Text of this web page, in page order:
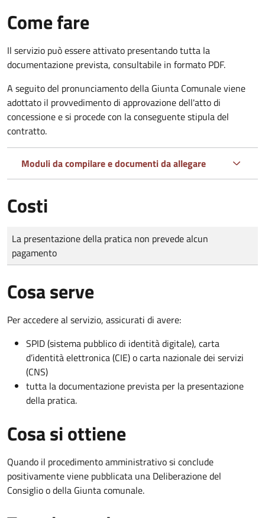
Come fare
Il servizio può essere attivato presentando tutta la
documentazione prevista, consultabile in formato PDF.
A seguito del pronunciamento della Giunta Comunale viene
adottato il provvedimento di approvazione dell'atto di
concessione e si procede con la conseguente stipula del
contratto.
Moduli da compilare e documenti da allegare
Costi
Tipo di pagamento
Importo
La presentazione della pratica non prevede alcun
pagamento
Cosa serve
Per accedere al servizio, assicurati di avere:
SPID (sistema pubblico di identità digitale), carta
d’identità elettronica (CIE) o carta nazionale dei servizi
(CNS)
tutta la documentazione prevista per la presentazione
della pratica.
Cosa si ottiene
Quando il procedimento amministrativo si conclude
positivamente viene pubblicata una Deliberazione del
Consiglio o della Giunta comunale.